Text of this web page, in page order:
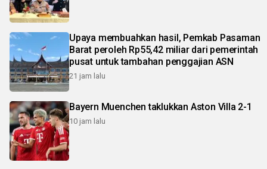
Upaya membuahkan hasil, Pemkab Pasaman
Barat peroleh Rp55,42 miliar dari pemerintah
pusat untuk tambahan penggajian ASN
21 jam lalu
Bayern Muenchen taklukkan Aston Villa 2-1
10 jam lalu